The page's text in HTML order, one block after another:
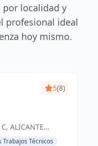
por localidad y
profesional ideal
hoy mismo.
5(8)
ALICANTE
Trabajos Técnicos